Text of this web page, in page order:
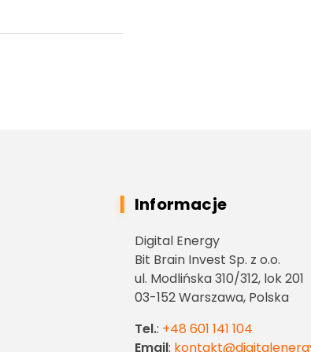
Informacje
Digital Energy
Bit Brain Invest Sp. z o.o.
ul. Modlińska 310/312, lok 201
03-152 Warszawa, Polska
Tel.: +48 601 141 104
Email: